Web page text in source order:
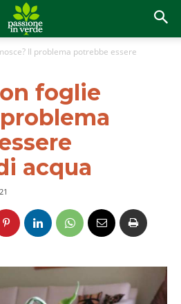
Il problema potrebbe essere
foglie
acqua